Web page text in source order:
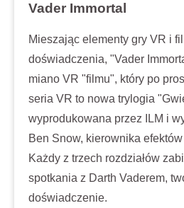
Vader Immortal
Mieszając elementy gry VR i
doświadczenia, "Vader
miano VR "filmu", który po
seria VR to nowa trylogia
wyprodukowana przez ILM i
Ben Snow, kierownika
Każdy z trzech rozdziałów
spotkania z Darth Vaderem,
doświadczenie.